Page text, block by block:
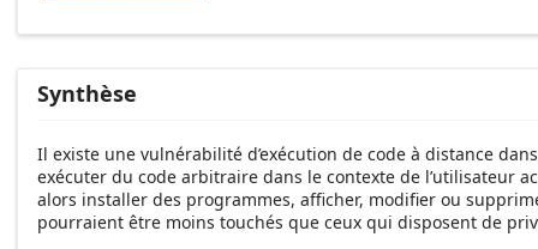
Synthèse
Il existe une vulnérabilité d’exécution de code à distance
exécuter du code arbitraire dans le contexte de l’utilisateur
alors installer des programmes, afficher, modifier ou
pourraient être moins touchés que ceux qui disposent de